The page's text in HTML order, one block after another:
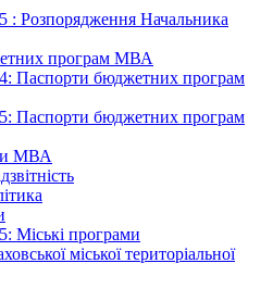
: Розпорядження Начальника
програм МВА
Паспорти бюджетних програм
Паспорти бюджетних програм
МВА
Міські програми
міської територіальної